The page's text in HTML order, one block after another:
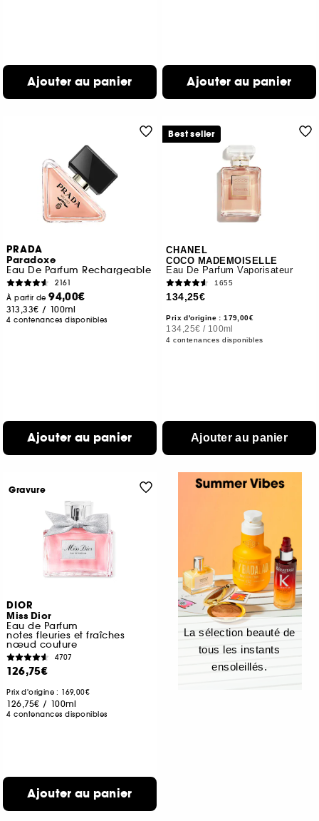
Ajouter au panier Ajouter au panier
PRADA
Paradoxe
Eau De Parfum Rechargeable
2161
À partir de94,00€
313,33€ / 100ml
4 contenances disponibles
Ajouter au panier
CHANEL
COCO MADEMOISELLE
Eau De Parfum Vaporisateur
1655
134,25€
Prix d'origine : 179,00€
134,25€ / 100ml
4 contenances disponibles
Ajouter au panier
Best seller
DIOR
Miss Dior
Eau de Parfum
notes fleuries et fraîches
nœud couture
4707
126,75€
Prix d'origine : 169,00€
126,75€ / 100ml
4 contenances disponibles
Ajouter au panier
Gravure
La sélection beauté de
tous les instants
ensoleillés.